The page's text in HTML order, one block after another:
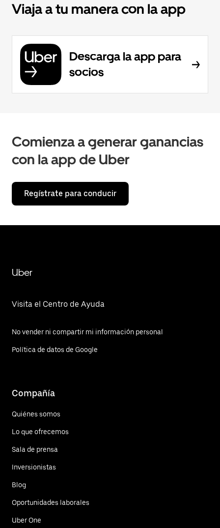
Viaja a tu manera con la app
Descarga la app para
socios
Comienza a generar ganancias
con la app de Uber
Regístrate para conducir
Uber
Visita el Centro de Ayuda
No vender ni compartir mi información personal
Política de datos de Google
Compañía
Quiénes somos
Lo que ofrecemos
Sala de prensa
Inversionistas
Blog
Oportunidades laborales
Uber One